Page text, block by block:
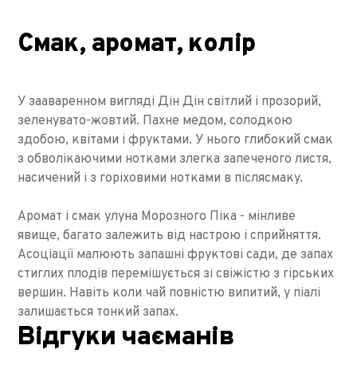
Смак, аромат, колір
У зааваренном вигляді Дін Дін світлий і прозорий,
зеленувато-жовтий. Пахне медом, солодкою
здобою, квітами і фруктами. У нього глибокий смак
з обволікаючими нотками злегка запеченого листя,
насичений і з горіховими нотками в післясмаку.
Аромат і смак улуна Морозного Піка - мінливе
явище, багато залежить від настрою і сприйняття.
Асоціації малюють запашні фруктові сади, де запах
стиглих плодів перемішується зі свіжістю з гірських
вершин. Навіть коли чай повністю випитий, у піалі
залишається тонкий запах.
Відгуки чаєманів